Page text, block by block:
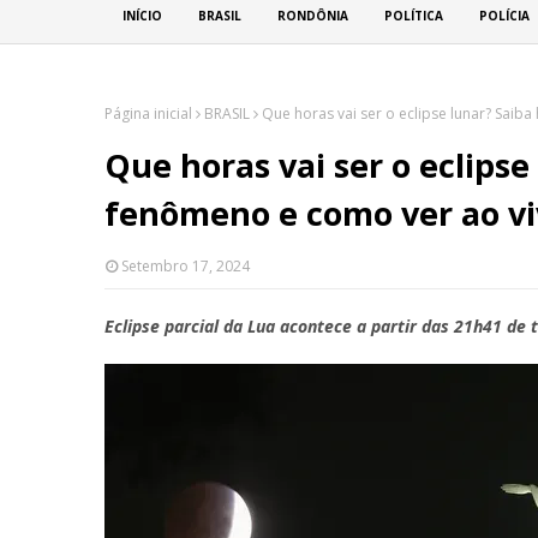
INÍCIO BRASIL RONDÔNIA POLÍTICA POLÍCIA
Página inicial BRASIL Que horas vai ser o eclipse lunar?
Que horas vai ser o
fenômeno e como ver ao
Setembro 17, 2024
Eclipse parcial da Lua acontece a partir das 21h41